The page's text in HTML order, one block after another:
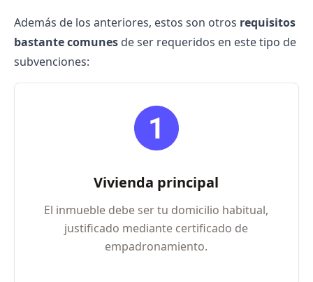
Además de los anteriores, estos son otros requisitos
bastante comunes de ser requeridos en este tipo de
subvenciones:
Vivienda principal
El inmueble debe ser tu domicilio habitual,
justificado mediante certificado de
empadronamiento.